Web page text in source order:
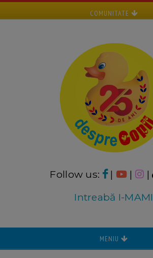
COMUNITATE
Follow us: | | |
Intreabă I-MAMI
MENIU